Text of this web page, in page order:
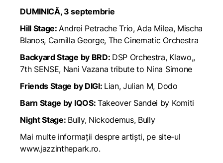
DUMINICĂ, 3 septembrie
Hill Stage:Andrei Petrache Trio, Ada Milea, Mischa
Blanos, Camilla George, The Cinematic Orchestra
Backyard Stage by BRD: DSP Orchestra, Klawo,,
7th SENSE, Nani Vazana tribute to Nina Simone
Friends Stage by DIGI: Lian, Julian M, Dodo
Barn Stage by IQOS: Takeover Sandei by Komiti
Night Stage: Bully, Nickodemus, Bully
Mai multe informații despre artiști, pe site-ul
www.jazzinthepark.ro.